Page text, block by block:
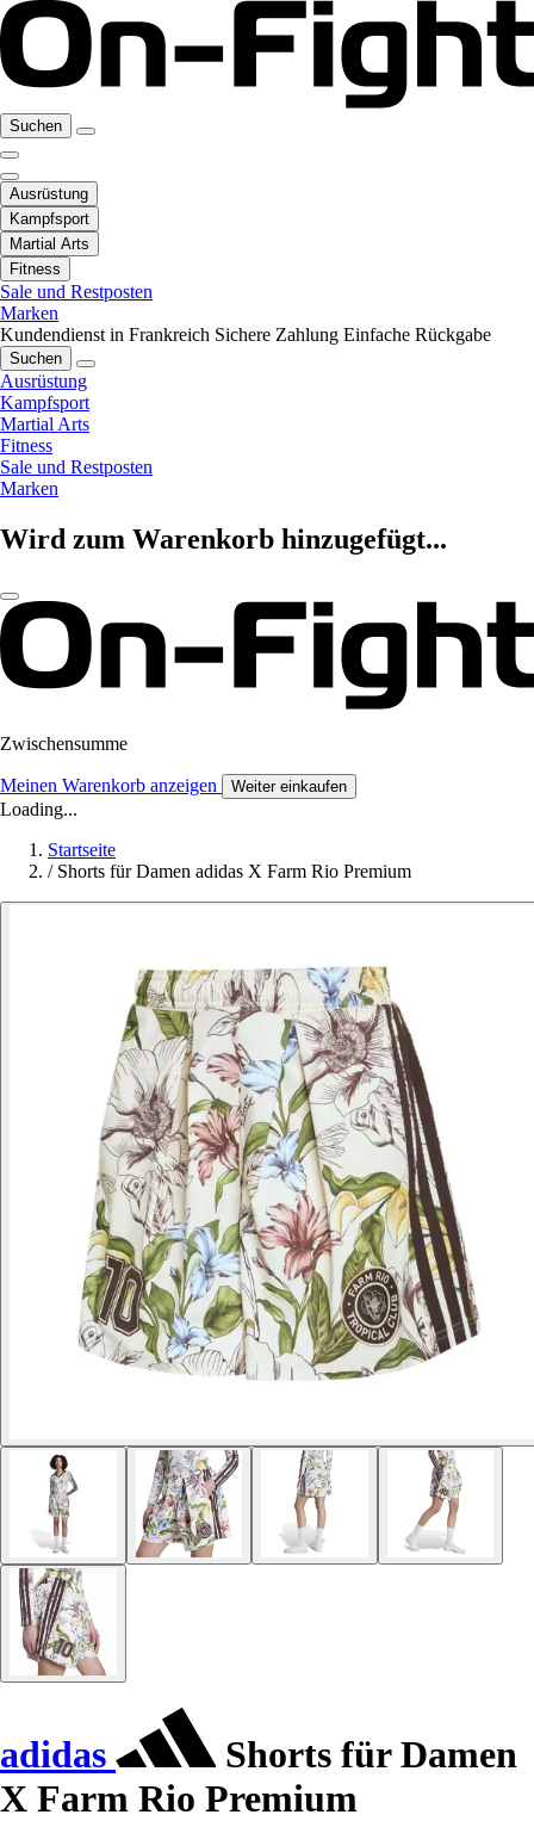
Suchen
Ausrüstung
Kampfsport
Martial Arts
Fitness
Sale und Restposten
Marken
Kundendienst in Frankreich Sichere Zahlung Einfache Rückgabe
Suchen
Ausrüstung
Kampfsport
Martial Arts
Fitness
Sale und Restposten
Marken
Wird zum Warenkorb hinzugefügt...
Zwischensumme
Meinen Warenkorb anzeigen Weiter einkaufen
Loading...
Startseite
/ Shorts für Damen adidas X Farm Rio Premium
adidas
Shorts für Damen
X Farm Rio Premium